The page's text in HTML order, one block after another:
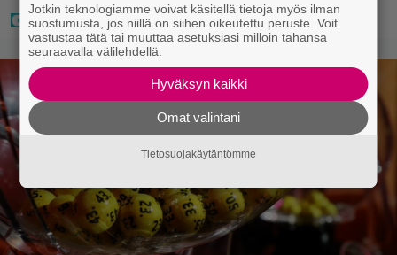
Jotkin teknologiamme voivat käsitellä tietoja myös ilman
suostumusta, jos niillä on siihen oikeutettu peruste. Voit
vastustaa tätä tai muuttaa asetuksiasi milloin tahansa
seuraavalla välilehdellä.
Hyväksyn kaikki
Omat valintani
Tietosuojakäytäntömme